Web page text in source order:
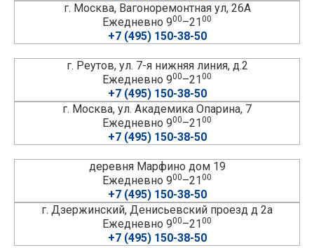
г. Москва, Вагоноремонтная ул, 26А
Ежедневно 900–2100
+7 (495) 150-38-50
г. Реутов, ул. 7-я нижняя линия, д.2
Ежедневно 900–2100
+7 (495) 150-38-50
г. Москва, ул. Академика Опарина, 7
Ежедневно 900–2100
+7 (495) 150-38-50
деревня Марфино дом 19
Ежедневно 900–2100
+7 (495) 150-38-50
г. Дзержинский, Денисьевский проезд д 2а
Ежедневно 900–2100
+7 (495) 150-38-50